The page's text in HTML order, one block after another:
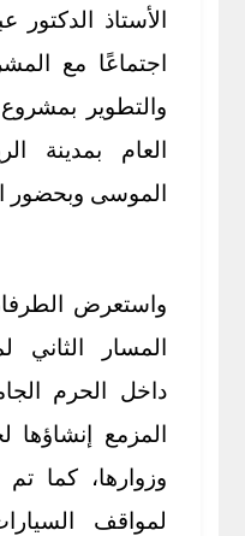
الأستاذ الدكتور
اجتماعًا مع
والتطوير بمشروع
العام بمدينة
الموسى وبحضور
واستعرض
المسار
داخل الحرم
المزمع
وزوارها، كما
لمواقف